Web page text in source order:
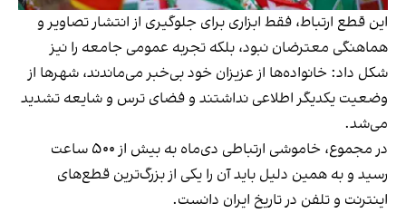
این قطع ارتباط، فقط ابزاری برای جلوگیری از انتشار تصاویر و
هماهنگی معترضان نبود، بلکه تجربه عمومی جامعه را نیز
شکل داد: خانواده‌ها از عزیزان خود بی‌خبر می‌ماندند، شهرها از
وضعیت یکدیگر اطلاعی نداشتند و فضای ترس و شایعه تشدید
می‌شد.
در مجموع، خاموشی ارتباطی دی‌ماه به بیش از ۵۰۰ ساعت
رسید و به همین دلیل باید آن را یکی از بزرگ‌ترین قطع‌های
اینترنت و تلفن در تاریخ ایران دانست.